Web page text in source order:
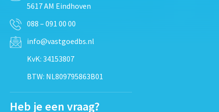
5617 AM Eindhoven
088 – 091 00 00
info@vastgoedbs.nl
KvK: 34153807
BTW: NL809795863B01
Heb je een vraag?